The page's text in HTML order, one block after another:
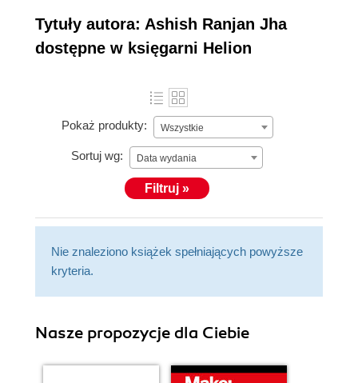
fraud in car damage insurance claims. Besides
being an author, machine learning engineer, and data
scientist, he also blogs frequently on his personal
topics around machine learning.
Tytuły autora: Ashish Ranjan Jha
dostępne w księgarni Helion
Pokaż produkty: Wszystkie
Sortuj wg: Data wydania
Filtruj »
Nie znaleziono książek spełniających powyższe
kryteria.
Nasze propozycje dla Ciebie